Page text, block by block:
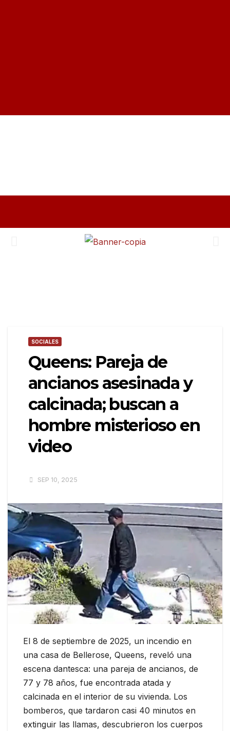
SOCIALES
Queens: Pareja de
ancianos asesinada y
calcinada; buscan a
hombre misterioso en
video
SEP 10, 2025
El 8 de septiembre de 2025, un incendio en
una casa de Bellerose, Queens, reveló una
escena dantesca: una pareja de ancianos, de
77 y 78 años, fue encontrada atada y
calcinada en el interior de su vivienda. Los
bomberos, que tardaron casi 40 minutos en
extinguir las llamas, descubrieron los cuerpos